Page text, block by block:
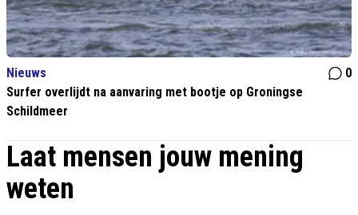
Nieuws
0
Surfer overlijdt na aanvaring met bootje op Groningse
Schildmeer
Laat mensen jouw mening
weten